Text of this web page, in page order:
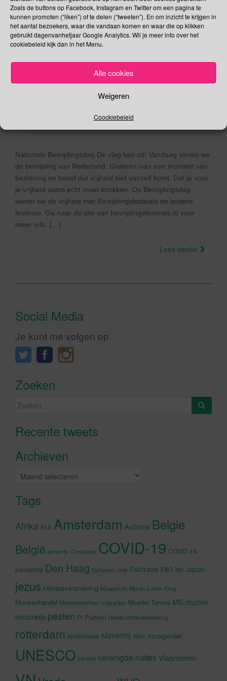
Zoals de buttons op Facebook, Instagram en Twitter om een pagina te
kunnen promoten (“liken”) of te delen (“tweeten”). En om inzicht te krijgen in
het aantal bezoekers, waar die vandaan komen en waar die op klikken
gebruikt dagenvanhetjaar Google Analytics. Wil je meer info over het
cookiebeleid kijk dan in het Menu.
Alle cookies
Weigeren
Coockiebeleid
Straatvoetbaldag | Wereld
Handhygiënedag | No
Pants Day | Internationale
dag van de Vroedvrouw |
Afrikaanse
Werelderfgoeddag
Gina Makken
Een reactie plaatsen
Mei
Nationale Bevrijdingsdag De vlag kan uit! Vandaag vieren we
de bevrijding van Nederland. Gisteren was een moment van
bezinning en besef dat vrijheid niet vanzelf komt. Dat je voor
je vrijheid soms echt moet knokken. Op Bevrijdingsdag
vieren we de vrijheid met Bevrijdingsfestivals en andere
festivals. Ga naar de site van bevrijdingsfestivals.nl voor
meer info. […]
Lees verder
Social Media
Je kunt me volgen op
Zoeken
Zoeken
Recente tweetsKlik om marketing cookies te
Archieven
Archieven
Tags
Afrika ALS Amsterdam Autisme Belgie
België beroerte Chocolade COVID-19 COVID-19-
pandemie Den Haag Europese Unie Fairtrade FAO hiv Japan
jezus klimaatverandering Maastricht Martin Luther King
Mensenhandel Mensenrechten migranten Moeder Teresa MS muziek
onderwijs pesten Pi Platform Handschriftontwikkeling
rotterdam sinterklaas slavernij Stem transgender
UNESCO Utrecht verenigde naties Vlaanderen